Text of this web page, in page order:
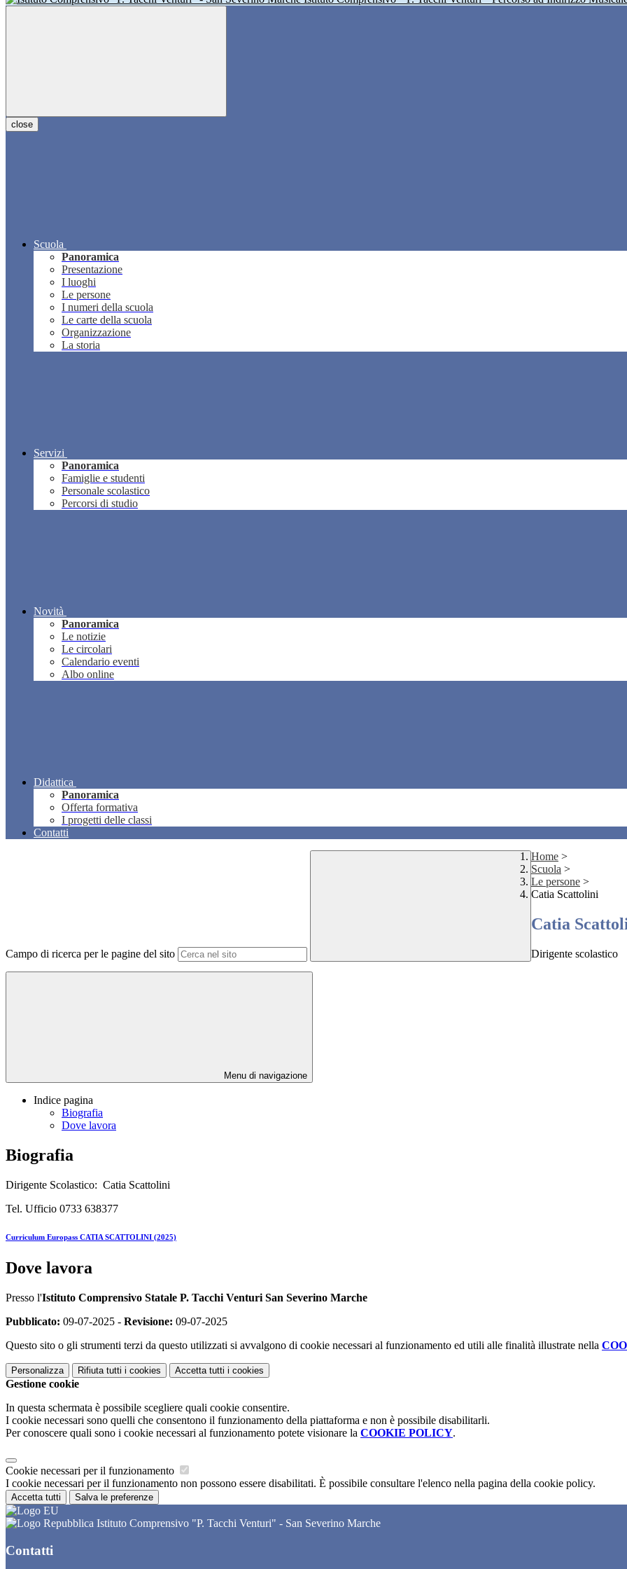
close
Scuola
Panoramica
Presentazione
I luoghi
Le persone
I numeri della scuola
Le carte della scuola
Organizzazione
La storia
Servizi
Panoramica
Famiglie e studenti
Personale scolastico
Percorsi di studio
Novità
Panoramica
Le notizie
Le circolari
Calendario eventi
Albo online
Didattica
Panoramica
Offerta formativa
I progetti delle classi
Contatti
Campo di ricerca per le pagine del sito
Home >
Scuola >
Le persone >
Catia Scattolini
Catia
Dirigente scolastico
Menu di navigazione
Indice pagina
Biografia
Dove lavora
Biografia
Dirigente Scolastico: Catia Scattolini
Tel. Ufficio 0733 638377
Curriculum Europass CATIA SCATTOLINI (2025)
Dove lavora
Presso l'Istituto Comprensivo Statale P. Tacchi Venturi San Severino Marche
Pubblicato: 09-07-2025 - Revisione: 09-07-2025
Questo sito o gli strumenti terzi da questo utilizzati si avvalgono di cookie necessari al funzionamento ed utili alle finalità illustrate nella
Personalizza Rifiuta tutti i cookies Accetta tutti i cookies
Gestione cookie
In questa schermata è possibile scegliere quali cookie consentire.
I cookie necessari sono quelli che consentono il funzionamento della piattaforma e non è possibile disabilitarli.
Per conoscere quali sono i cookie necessari al funzionamento potete visionare la COOKIE POLICY.
Cookie necessari per il funzionamento
I cookie necessari per il funzionamento non possono essere disabilitati. È possibile consultare l'elenco nella pagina della cookie policy.
Accetta tutti Salva le preferenze
Istituto Comprensivo "P. Tacchi Venturi" - San Severino Marche
Contatti